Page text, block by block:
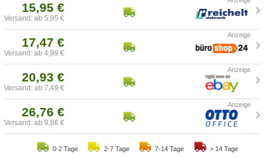
15,95 €
Versand: ab 5,95 €
17,47 €
Versand: ab 4,99 €
20,93 €
Versand: ab 7,49 €
26,76 €
Versand: ab 9,86 €
0-2 Tage 2-7 Tage 7-14 Tage > 14 Tage